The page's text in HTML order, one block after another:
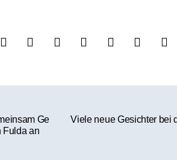
Ge
Fulda an
Viele neue Gesichter bei